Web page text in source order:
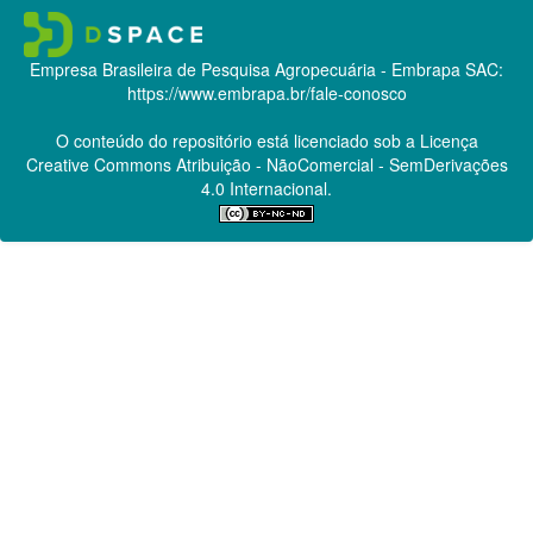
Empresa Brasileira de Pesquisa Agropecuária - Embrapa SAC:
https://www.embrapa.br/fale-conosco
O conteúdo do repositório está licenciado sob a Licença
Creative CommonsAtribuição - NãoComercial - SemDerivações
4.0 Internacional.